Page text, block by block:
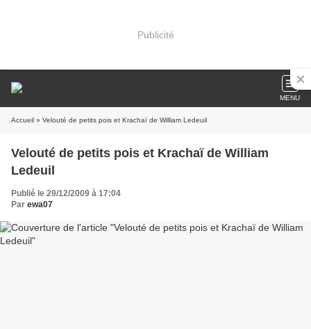
Publicité
MENU
Accueil » Velouté de petits pois et Krachaï de William Ledeuil
Velouté de petits pois et Krachaï de William
Ledeuil
Publié le 29/12/2009 à 17:04
Par ewa07